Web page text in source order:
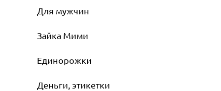
Для мужчин
Зайка Мими
Единорожки
Деньги, этикетки